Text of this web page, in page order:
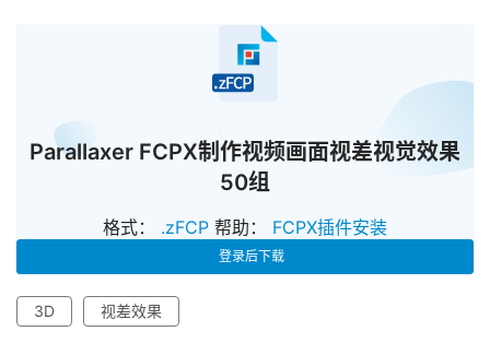
Parallaxer FCPX制作视频画面视差视觉效果
50组
格式： .zFCP 帮助： FCPX插件安装
登录后下载
3D 视差效果